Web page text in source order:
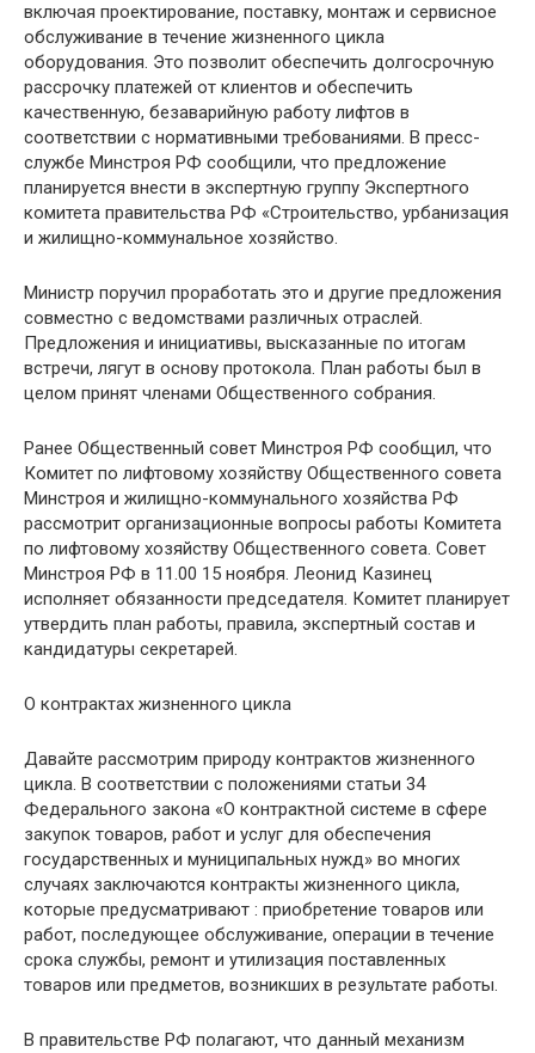
включая проектирование, поставку, монтаж и сервисное
обслуживание в течение жизненного цикла
оборудования. Это позволит обеспечить долгосрочную
рассрочку платежей от клиентов и обеспечить
качественную, безаварийную работу лифтов в
соответствии с нормативными требованиями. В пресс-
службе Минстроя РФ сообщили, что предложение
планируется внести в экспертную группу Экспертного
комитета правительства РФ «Строительство, урбанизация
и жилищно-коммунальное хозяйство.
Министр поручил проработать это и другие предложения
совместно с ведомствами различных отраслей.
Предложения и инициативы, высказанные по итогам
встречи, лягут в основу протокола. План работы был в
целом принят членами Общественного собрания.
Ранее Общественный совет Минстроя РФ сообщил, что
Комитет по лифтовому хозяйству Общественного совета
Минстроя и жилищно-коммунального хозяйства РФ
рассмотрит организационные вопросы работы Комитета
по лифтовому хозяйству Общественного совета. Совет
Минстроя РФ в 11.00 15 ноября. Леонид Казинец
исполняет обязанности председателя. Комитет планирует
утвердить план работы, правила, экспертный состав и
кандидатуры секретарей.
О контрактах жизненного цикла
Давайте рассмотрим природу контрактов жизненного
цикла. В соответствии с положениями статьи 34
Федерального закона «О контрактной системе в сфере
закупок товаров, работ и услуг для обеспечения
государственных и муниципальных нужд» во многих
случаях заключаются контракты жизненного цикла,
которые предусматривают : приобретение товаров или
работ, последующее обслуживание, операции в течение
срока службы, ремонт и утилизация поставленных
товаров или предметов, возникших в результате работы.
В правительстве РФ полагают, что данный механизм